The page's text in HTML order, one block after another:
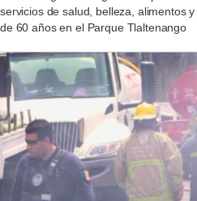
servicios de salud, belleza, alimentos
de 60 años en el Parque Tlaltenango